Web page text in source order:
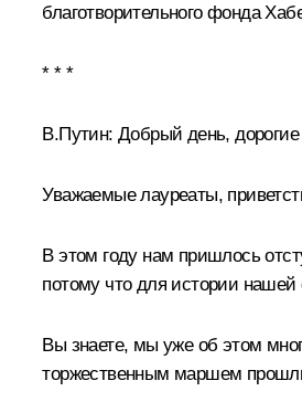
благотворительного фонда
* * *
В.Путин: Добрый день, дорогие
Уважаемые лауреаты,
В этом году нам пришлось
потому что для истории
Вы знаете, мы уже об этом
торжественным маршем